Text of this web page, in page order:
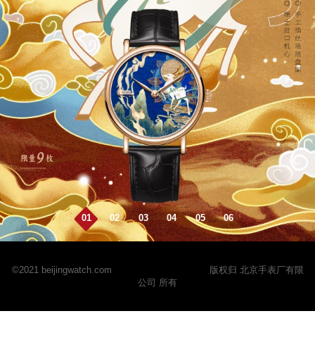
01 02 03 04 05 06
©2021 beijingwatch.com
版权归 北京手表厂有限
公司 所有